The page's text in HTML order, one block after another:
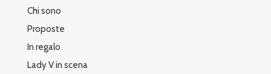
Chi sono
Proposte
In regalo
Lady V in scena